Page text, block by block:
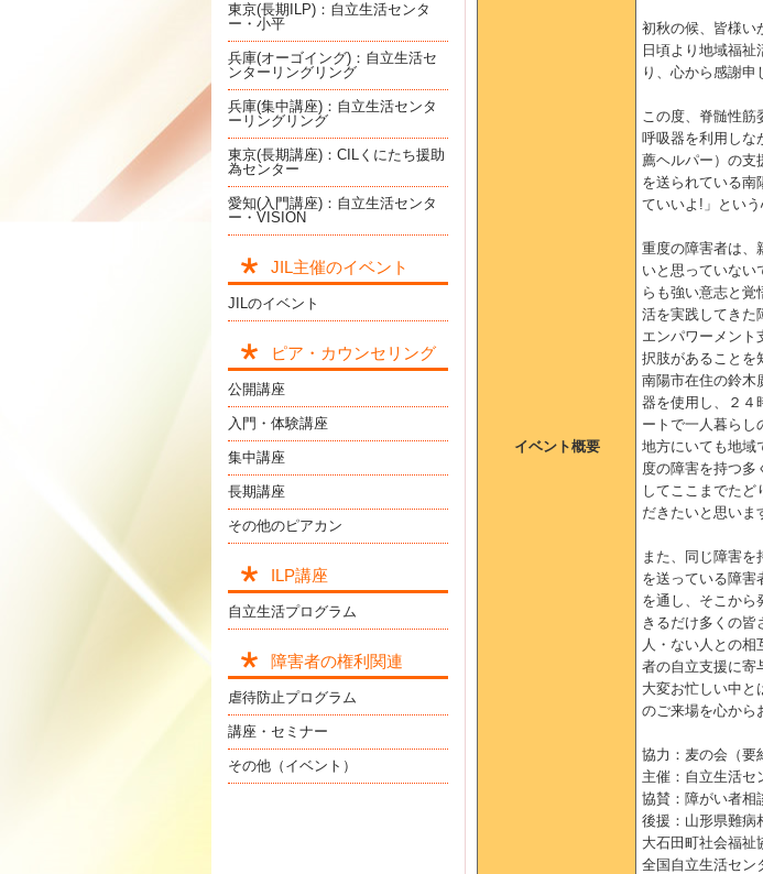
イベント概要
初秋の候、皆様い
日頃より地域福
り、心から感謝申
この度、脊髄性筋
呼吸器を利用しな
薦ヘルパー）の支
を送られている南
ていいよ!」という
重度の障害者は、
いと思っていない
らも強い意志と覚
活を実践してきた
エンパワーメント
択肢があることを
南陽市在住の鈴木
器を使用し、２４
ートで一人暮らし
地方にいても地域
度の障害を持つ多
してここまでたど
だきたいと思いま
また、同じ障害を
を送っている障害
を通し、そこから
きるだけ多くの皆
人・ない人との相
者の自立支援に寄
大変お忙しい中と
のご来場を心から
協力：麦の会（要
主催：自立生活セ
協賛：障がい者相
後援：山形県難病
大石田町社会福祉
全国自立生活セン
東京(長期ILP)：自立生活センタ
ー・小平
兵庫(オーゴイング)：自立生活セ
ンターリングリング
兵庫(集中講座)：自立生活センタ
ーリングリング
東京(長期講座)：CILくにたち援助
為センター
愛知(入門講座)：自立生活センタ
ー・VISION
JIL主催のイベント
JILのイベント
ピア・カウンセリング
公開講座
入門・体験講座
集中講座
長期講座
その他のピアカン
ILP講座
自立生活プログラム
障害者の権利関連
虐待防止プログラム
講座・セミナー
その他（イベント）